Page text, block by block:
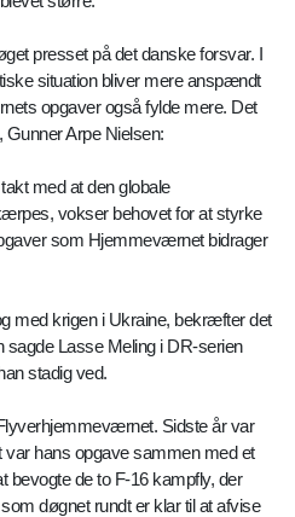
presset på det danske forsvar. I
situation bliver mere anspændt
opgaver også fylde mere. Det
Arpe Nielsen:
med at den globale
vokser behovet for at styrke
som Hjemmeværnet bidrager
med krigen i Ukraine, bekræfter det
sagde Lasse Meling i DR-serien
stadig ved.
Sidste år var
var hans opgave sammen med et
de to F-16 kampfly, der
døgnet rundt er klar til at afvise